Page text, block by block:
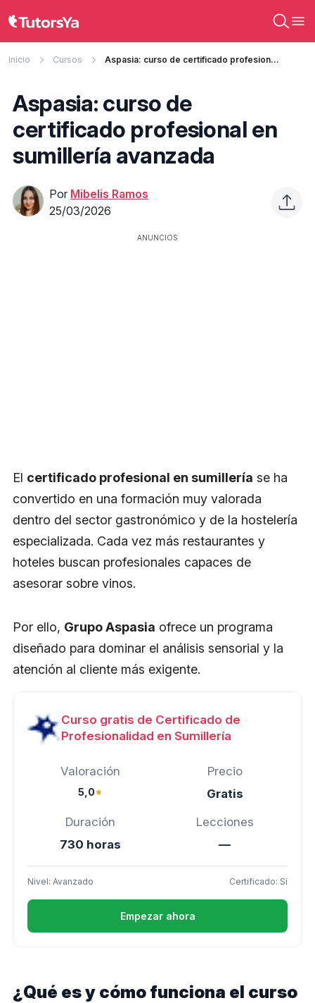
Inicio Cursos Aspasia: curso de certificado profesional en sumillería avanzada
Aspasia: curso de
certificado profesional en
sumillería avanzada
Por Mibelis Ramos
25/03/2026
ANUNCIOS
El certificado profesional en sumillería se ha
convertido en una formación muy valorada
dentro del sector gastronómico y de la hostelería
especializada. Cada vez más restaurantes y
hoteles buscan profesionales capaces de
asesorar sobre vinos.
Por ello, Grupo Aspasia ofrece un programa
diseñado para dominar el análisis sensorial y la
atención al cliente más exigente.
Curso gratis de Certificado de
Profesionalidad en Sumillería
Valoración
5,0★
Precio
Gratis
Duración
730 horas
Lecciones
—
Nivel: Avanzado Certificado: Sí
Empezar ahora
¿Qué es y cómo funciona el curso